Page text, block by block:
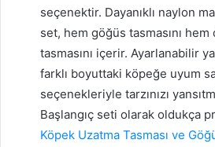
seçenektir. Dayanıklı naylon
set, hem göğüs tasmasını
tasmasını içerir. Ayarlanabilir
farklı boyuttaki köpeğe uyum
seçenekleriyle tarzınızı
Başlangıç seti olarak oldukça
Köpek Uzatma Tasması ve